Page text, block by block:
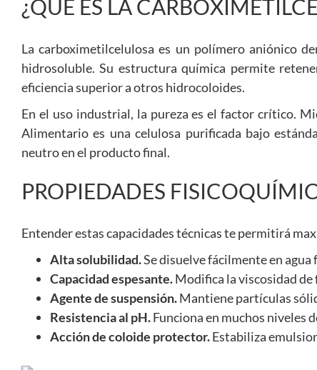
¿QUÉ ES LA
La carboximetilcelulosa es un polímero aniónico
hidrosoluble. Su estructura química permite
eficiencia superior a otros hidrocoloides.
En el uso industrial, la pureza es el factor crítico.
Alimentario es una celulosa purificada bajo
neutro en el producto final.
PROPIEDADES
Entender estas capacidades técnicas te permitirá
Alta solubilidad.Se disuelve fácilmente en
Capacidad espesante.Modifica la viscosidad
Agente de suspensión.Mantiene partículas
Resistencia al pH.Funciona en muchos niveles
Acción de coloide protector.Estabiliza